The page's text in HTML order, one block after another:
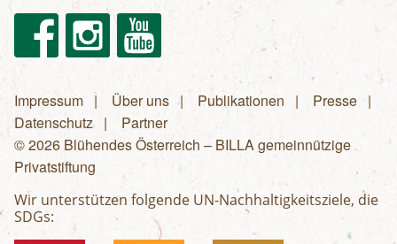
FacebookInstagram Youtube
Fußzeilenmenü
Impressum Über uns Publikationen
Presse
Datenschutz
Partner
© 2026 Blühendes Österreich – BILLA gemeinnützige
Privatstiftung
Wir unterstützen folgende UN-Nachhaltigkeitsziele, die
SDGs: